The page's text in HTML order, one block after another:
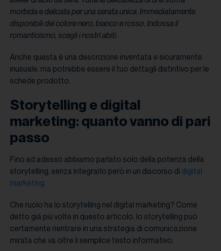
morbida e delicata per una serata unica. Immediatamente
disponibili del colore nero, bianco e rosso. Indossa il
romanticismo, scegli i nostri abiti.
Anche questa è una descrizione inventata e sicuramente
inusuale, ma potrebbe essere il tuo dettagli distintivo per le
schede prodotto.
Storytelling e digital
marketing: quanto vanno di pari
passo
Fino ad adesso abbiamo parlato solo della potenza della
storytelling, senza integrarlo però in un discorso di digital
marketing.
Che ruolo ha lo storytelling nel digital marketing? Come
detto già più volte in questo articolo, lo storytelling può
certamente rientrare in una strategia di comunicazione
mirata che va oltre il semplice testo informativo.